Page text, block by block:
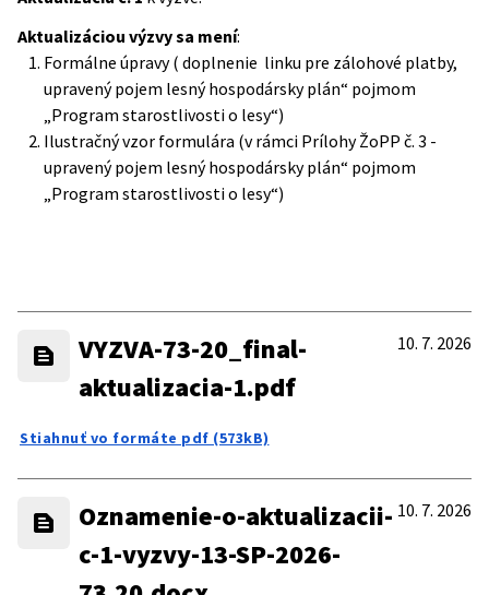
Aktualizáciou výzvy sa mení:
Formálne úpravy ( doplnenie linku pre zálohové platby,
upravený pojem lesný hospodársky plán“ pojmom
„Program starostlivosti o lesy“)
Ilustračný vzor formulára (v rámci Prílohy ŽoPP č. 3 -
upravený pojem lesný hospodársky plán“ pojmom
„Program starostlivosti o lesy“)
VYZVA-73-20_final-
aktualizacia-1.pdf
10. 7. 2026
Stiahnuť vo formáte pdf (573kB)
Oznamenie-o-aktualizacii-
c-1-vyzvy-13-SP-2026-
10. 7. 2026